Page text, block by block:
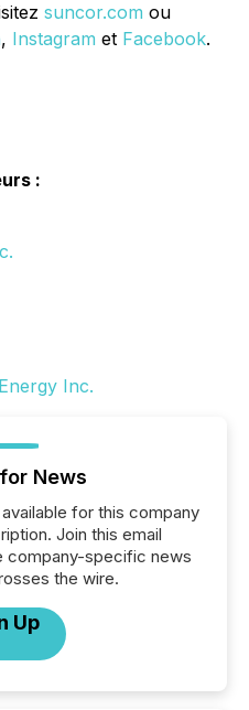
suncor.com ou
, Instagram et Facebook.
:
News
for this company
Join this email
company-specific news
the wire.
Up